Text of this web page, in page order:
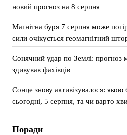
новий прогноз на 8 серпня
Магнітна буря 7 серпня може
сили очікується геомагнітний
Сонячний удар по Землі: прогноз
здивував фахівців
Сонце знову активізувалося: якою
сьогодні, 5 серпня, та чи варто
Поради